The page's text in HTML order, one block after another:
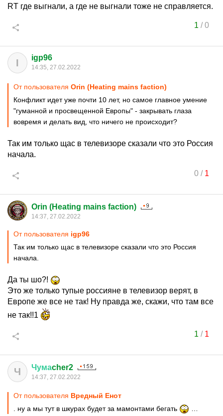
RT где выгнали, а где не выгнали тоже не справляется.
1 /0
I igp96
14:35, 27.02.2022
От пользователя Orin (Heating mains faction)
Конфликт идет уже почти 10 лет, но самое главное умение
"гуманной и просвещенной Европы" - закрывать глаза
вовремя и делать вид, что ничего не происходит?
Так им только щас в телевизоре сказали что это Россия
начала.
0/ 1
Orin (Heating mains faction)
14:37, 27.02.2022
От пользователя igp96
Так им только щас в телевизоре сказали что это Россия
начала.
Да ты шо?!
Это же только тупые россияне в телевизор верят, в
Европе же все не так! Ну правда же, скажи, что там все
не так!!1
1 / 1
Ч Чумаcher2
14:37, 27.02.2022
От пользователя Вредный Енот
. ну а мы тут в шкурах будет за мамонтами бегать